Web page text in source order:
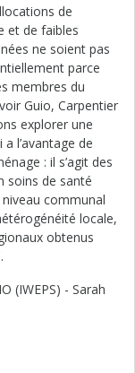
de
et de faibles
ne soient pas
parce
membres du
Guio, Carpentier
explorer une
l’avantage de
: il s’agit des
soins de santé
communal
locale,
obtenus
(IWEPS) - Sarah